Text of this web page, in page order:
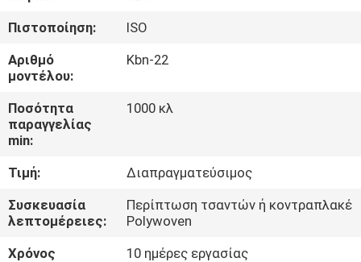
ΕΡΓΟΣΤΑΣΊΩΝ
ΠΟΙΟΤΙΚΌΣ
ΈΛΕΓΧΟΣ
ΕΛΆΤΕ
ΣΕ
ΕΠΑΦΉ
Πιστοποίηση:
ISO
Αριθμό
μοντέλου:
Kbn-22
Ποσότητα
παραγγελίας
min:
1000 κλ
Τιμή:
Διαπραγματεύσιμος
Συσκευασία
λεπτομέρειες:
Περίπτωση τσαντών ή κοντραπλακέ
Polywoven
Χρόνος
10 ημέρες εργασίας